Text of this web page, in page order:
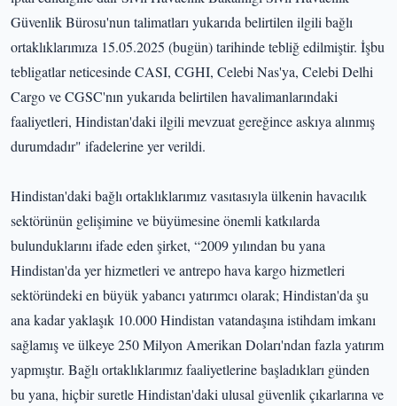
Güvenlik Bürosu'nun talimatları yukarıda belirtilen ilgili bağlı
ortaklıklarımıza 15.05.2025 (bugün) tarihinde tebliğ edilmiştir. İşbu
tebligatlar neticesinde CASI, CGHI, Celebi Nas'ya, Celebi Delhi
Cargo ve CGSC'nın yukarıda belirtilen havalimanlarındaki
faaliyetleri, Hindistan'daki ilgili mevzuat gereğince askıya alınmış
durumdadır" ifadelerine yer verildi.
Hindistan'daki bağlı ortaklıklarımız vasıtasıyla ülkenin havacılık
sektörünün gelişimine ve büyümesine önemli katkılarda
bulunduklarını ifade eden şirket, “2009 yılından bu yana
Hindistan'da yer hizmetleri ve antrepo hava kargo hizmetleri
sektöründeki en büyük yabancı yatırımcı olarak; Hindistan'da şu
ana kadar yaklaşık 10.000 Hindistan vatandaşına istihdam imkanı
sağlamış ve ülkeye 250 Milyon Amerikan Doları'ndan fazla yatırım
yapmıştır. Bağlı ortaklıklarımız faaliyetlerine başladıkları günden
bu yana, hiçbir suretle Hindistan'daki ulusal güvenlik çıkarlarına ve